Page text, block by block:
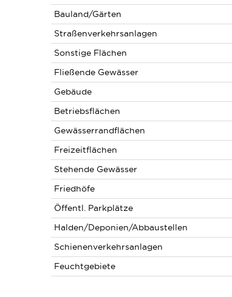
Bauland/Gärten
Straßenverkehrsanlagen
Sonstige Flächen
Fließende Gewässer
Gebäude
Betriebsflächen
Gewässerrandflächen
Freizeitflächen
Stehende Gewässer
Friedhöfe
Öffentl. Parkplätze
Halden/Deponien/Abbaustellen
Schienenverkehrsanlagen
Feuchtgebiete